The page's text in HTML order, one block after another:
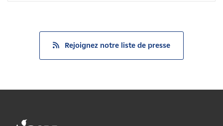
Rejoignez notre liste de presse